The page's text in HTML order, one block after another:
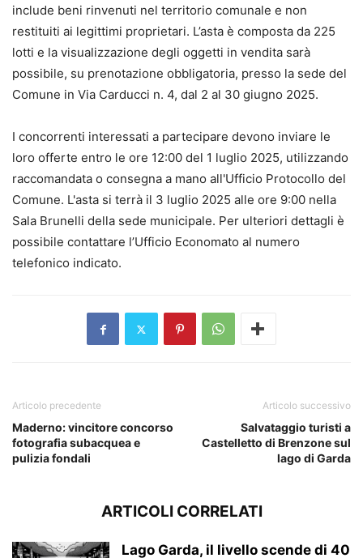
include beni rinvenuti nel territorio comunale e non
restituiti ai legittimi proprietari. L’asta è composta da 225
lotti e la visualizzazione degli oggetti in vendita sarà
possibile, su prenotazione obbligatoria, presso la sede del
Comune in Via Carducci n. 4, dal 2 al 30 giugno 2025.
I concorrenti interessati a partecipare devono inviare le
loro offerte entro le ore 12:00 del 1 luglio 2025, utilizzando
raccomandata o consegna a mano all'Ufficio Protocollo del
Comune. L'asta si terrà il 3 luglio 2025 alle ore 9:00 nella
Sala Brunelli della sede municipale. Per ulteriori dettagli è
possibile contattare l’Ufficio Economato al numero
telefonico indicato.
Articolo precedente
Maderno: vincitore concorso
fotografia subacquea e
pulizia fondali
Articolo successivo
Salvataggio turisti a
Castelletto di Brenzone sul
lago di Garda
ARTICOLI CORRELATI
Lago Garda, il livello scende di 40